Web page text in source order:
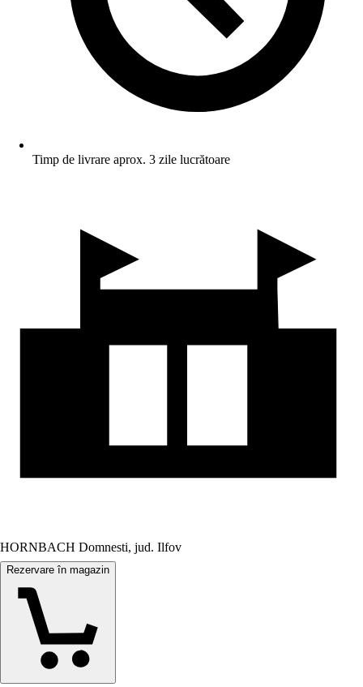
Timp de livrare aprox. 3 zile lucrătoare
HORNBACH Domnesti, jud. Ilfov
Rezervare în magazin